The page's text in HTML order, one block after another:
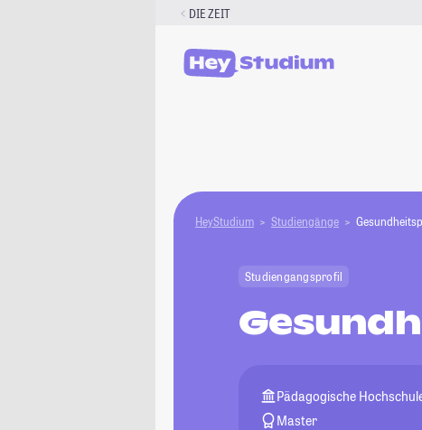
DIE ZEIT
HeyStudium Studiengänge
Studiengangsprofil
Pädagogische
Master